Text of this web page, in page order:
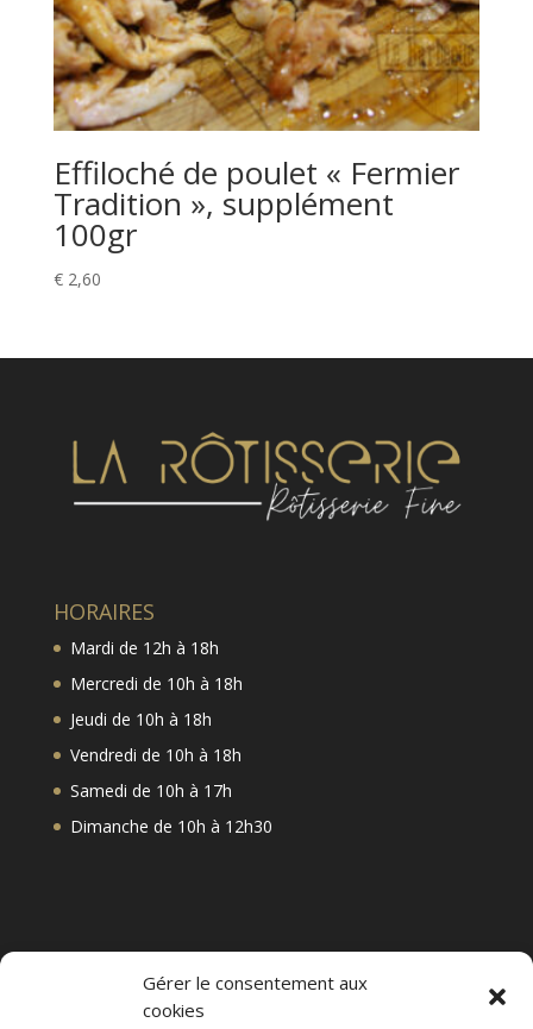
Gérer le consentement aux
cookies
Effiloché de poulet « Fermier
Tradition », supplément
100gr
€2,60
HORAIRES
Mardi de 12h à 18h
Mercredi de 10h à 18h
Jeudi de 10h à 18h
Vendredi de 10h à 18h
Samedi de 10h à 17h
Dimanche de 10h à 12h30
CONTACT